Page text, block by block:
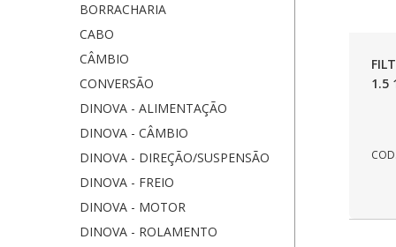
BORRACHARIA
CABO
CÂMBIO
CONVERSÃO
DINOVA - ALIMENTAÇÃO
DINOVA - CÂMBIO
DINOVA - DIREÇÃO/SUSPENSÃO
DINOVA - FREIO
DINOVA - MOTOR
DINOVA - ROLAMENTO
1.5